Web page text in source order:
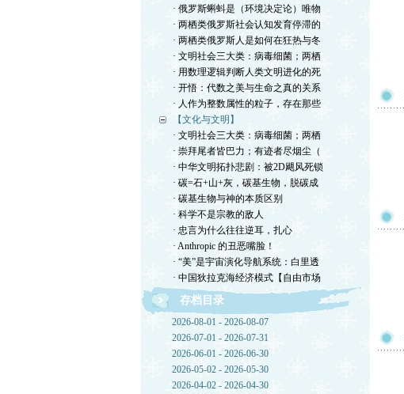
· 俄罗斯蝌蚪是（环境决定论）唯物
· 两栖类俄罗斯社会认知发育停滞的
· 两栖类俄罗斯人是如何在狂热与冬
· 文明社会三大类：病毒细菌；两栖
· 用数理逻辑判断人类文明进化的死
· 开悟：代数之美与生命之真的关系
· 人作为整数属性的粒子，存在那些
【文化与文明】
· 文明社会三大类：病毒细菌；两栖
· 崇拜尾者皆巴力；有迹者尽烟尘（
· 中华文明拓扑悲剧：被2D飓风死锁
· 碳=石+山+灰，碳基生物，脱碳成
· 碳基生物与神的本质区别
· 科学不是宗教的敌人
· 忠言为什么往往逆耳，扎心
· Anthropic 的丑恶嘴脸！
· “美”是宇宙演化导航系统：白里透
· 中国狄拉克海经济模式【自由市场
存档目录
2026-08-01 - 2026-08-07
2026-07-01 - 2026-07-31
2026-06-01 - 2026-06-30
2026-05-02 - 2026-05-30
2026-04-02 - 2026-04-30